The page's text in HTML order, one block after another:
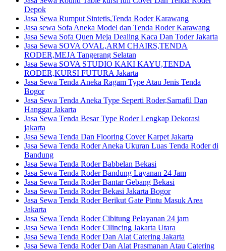
Depok
Jasa Sewa Rumput Sintetis,Tenda Roder Karawang
Jasa sewa Sofa Aneka Model dan Tenda Roder Karawang
Jasa Sewa Sofa Quen Meja Dealing Kaca Dan Toder Jakarta
Jasa Sewa SOVA OVAL,ARM CHAIRS,TENDA
RODER,MEJA Tangerang Selatan
Jasa Sewa SOVA STUDIO KAKI KAYU,TENDA
RODER,KURSI FUTURA Jakarta
Jasa Sewa Tenda Aneka Ragam Type Atau Jenis Tenda
Bogor
Jasa Sewa Tenda Aneka Type Seperti Roder,Sarnafil Dan
Hanggar Jakarta
Jasa Sewa Tenda Besar Type Roder Lengkap Dekorasi
jakarta
Jasa Sewa Tenda Dan Flooring Cover Karpet Jakarta
Jasa Sewa Tenda Roder Aneka Ukuran Luas Tenda Roder di
Bandung
Jasa Sewa Tenda Roder Babbelan Bekasi
Jasa Sewa Tenda Roder Bandung Layanan 24 Jam
Jasa Sewa Tenda Roder Bantar Gebang Bekasi
Jasa Sewa Tenda Roder Bekasi Jakarta Bogor
Jasa Sewa Tenda Roder Berikut Gate Pintu Masuk Area
Jakarta
Jasa Sewa Tenda Roder Cibitung Pelayanan 24 jam
Jasa Sewa Tenda Roder Cilincing Jakarta Utara
Jasa Sewa Tenda Roder Dan Alat Catering Jakarta
Jasa Sewa Tenda Roder Dan Alat Prasmanan Atau Catering